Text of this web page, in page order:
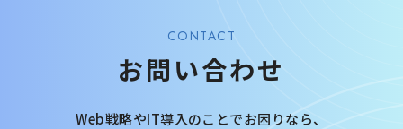
CONTACT
お問い合わせ
Web戦略やIT導入のことでお困りなら、